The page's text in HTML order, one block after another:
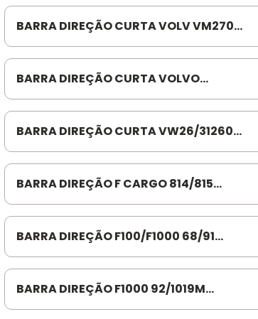
BARRA DIREÇÃO CURTA VOLV VM270
ZL7985 MEDIDA 946 MM
BARRA DIREÇÃO CURTA VOLVO
VM210/330 ZL7984 MEDIDA 936,50
BARRA DIREÇÃO CURTA VW26/31260
CONSTELLATION ZL9153 31320
BARRA DIREÇÃO F CARGO 814/815
N2106 BD5557 ZL8049
BARRA DIREÇÃO F100/F1000 68/91
N242 BD0958 1019MM/LONGA
BARRA DIREÇÃO F1000 92/1019M
LONGA BD3637